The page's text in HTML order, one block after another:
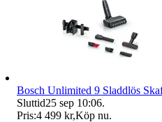
Bosch Unlimited 9 Sladdlös
Sluttid25 sep 10:06.
Pris:4 499 kr,Köp nu.